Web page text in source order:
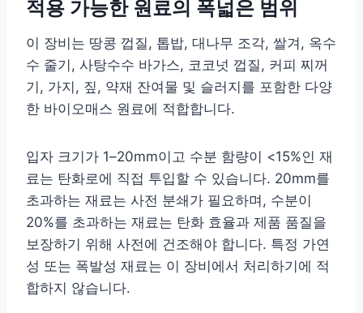
적용 가능한 원료의 폭넓은 범위
이 장비는 땅콩 껍질, 톱밥, 대나무 조각, 쌀겨, 옥수
수 줄기, 사탕수수 바가스, 코코넛 껍질, 커피 찌꺼
기, 가지, 짚, 약재 잔여물 및 슬러지를 포함한 다양
한 바이오매스 원료에 적합합니다.
입자 크기가 1–20mm이고 수분 함량이 <15%인 재
료는 탄화로에 직접 투입할 수 있습니다. 20mm를
초과하는 재료는 사전 분쇄가 필요하며, 수분이
20%를 초과하는 재료는 탄화 효율과 제품 품질을
보장하기 위해 사전에 건조해야 합니다. 특정 가연
성 또는 폭발성 재료는 이 장비에서 처리하기에 적
합하지 않습니다.